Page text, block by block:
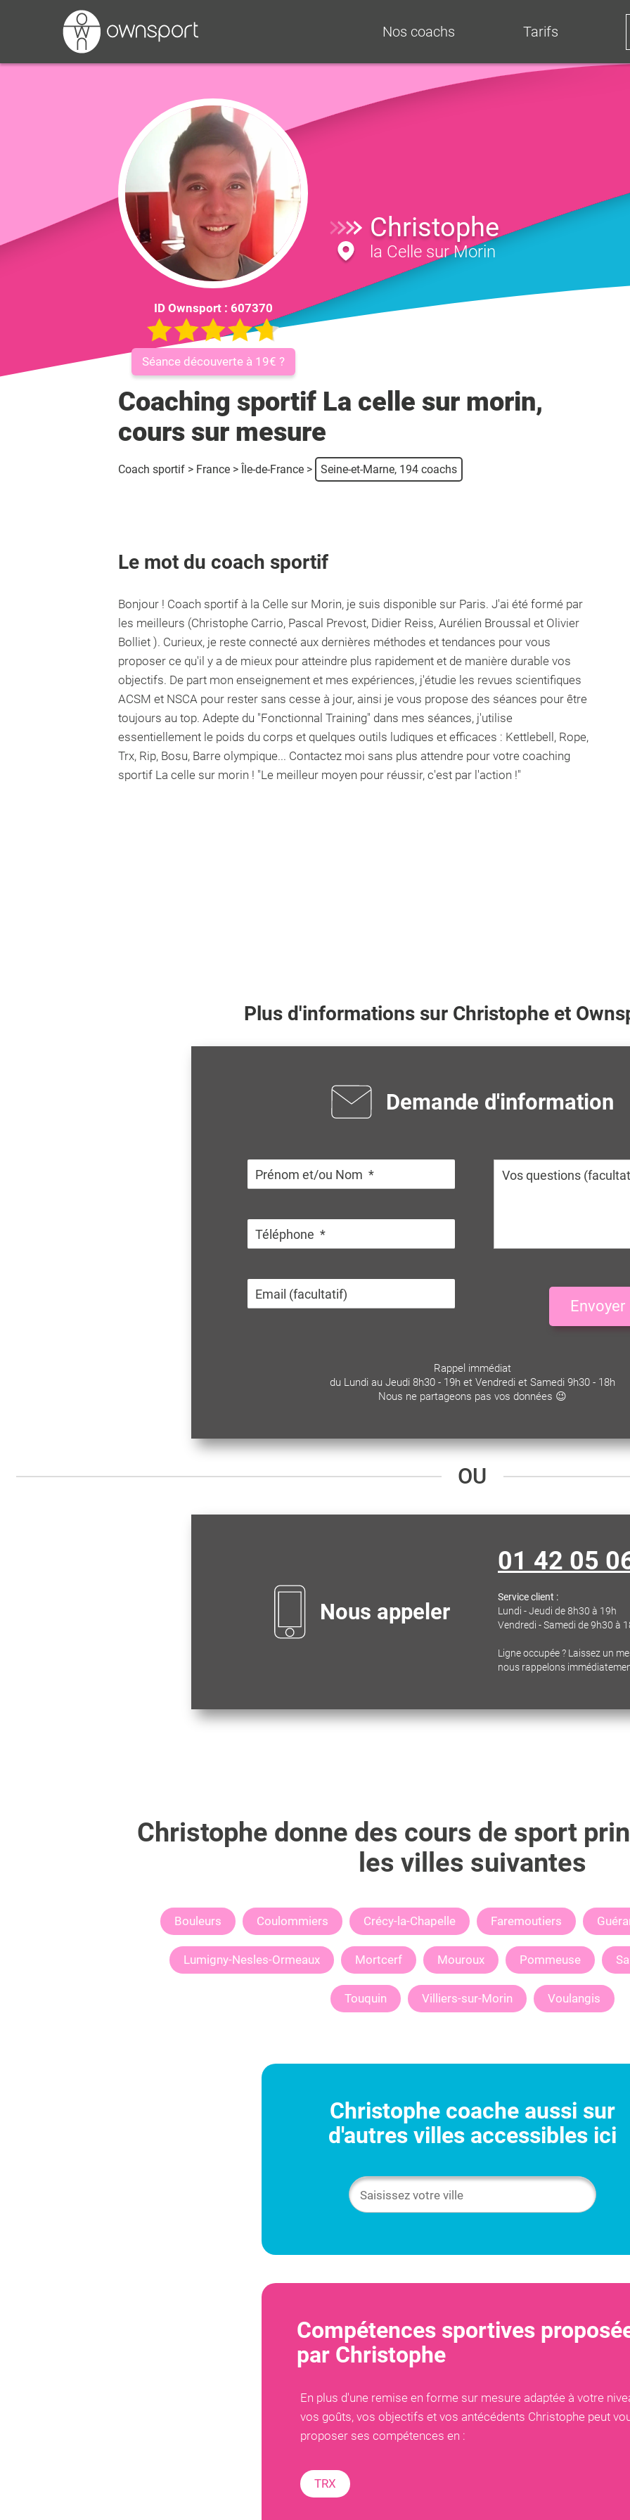
Nos coachs Tarifs
ID Ownsport : 607370
Séance découverte à 19€ ?
Christophe
la Celle sur Morin
Coaching sportif La celle sur morin,
cours sur mesure
Coach sportif > France > Île-de-France > Seine-et-Marne, 194 coachs
Le mot du coach sportif
Bonjour ! Coach sportif à la Celle sur Morin, je suis disponible sur Paris. J'ai été formé par
les meilleurs (Christophe Carrio, Pascal Prevost, Didier Reiss, Aurélien Broussal et Olivier
Bolliet ). Curieux, je reste connecté aux dernières méthodes et tendances pour vous
proposer ce qu'il y a de mieux pour atteindre plus rapidement et de manière durable vos
objectifs. De part mon enseignement et mes expériences, j'étudie les revues scientifiques
ACSM et NSCA pour rester sans cesse à jour, ainsi je vous propose des séances pour être
toujours au top. Adepte du "Fonctionnal Training" dans mes séances, j'utilise
essentiellement le poids du corps et quelques outils ludiques et efficaces : Kettlebell, Rope,
Trx, Rip, Bosu, Barre olympique... Contactez moi sans plus attendre pour votre coaching
sportif La celle sur morin ! "Le meilleur moyen pour réussir, c'est par l'action !"
Plus d'informations sur Christophe et
Demande d'information
Envoyer
Rappel immédiat
du Lundi au Jeudi 8h30 - 19h et Vendredi et Samedi 9h30 - 18h
Nous ne partageons pas vos données 😉
OU
Nous appeler
01 42 05
Service client :
Lundi - Jeudi de 8h30 à 19h
Vendredi - Samedi de 9h30 à
Ligne occupée ? Laissez un
nous rappelons
Christophe donne des cours de sport
les villes suivantes
Bouleurs Coulommiers Crécy-la-Chapelle Faremoutiers
Lumigny-Nesles-Ormeaux Mortcerf Mouroux Pommeuse
Touquin Villiers-sur-Morin Voulangis
Christophe coache aussi sur
d'autres villes accessibles ici
Compétences sportives
par Christophe
En plus d'une remise en forme sur mesure adaptée à votre
vos goûts, vos objectifs et vos antécédents Christophe peut
proposer ses compétences en :
TRX